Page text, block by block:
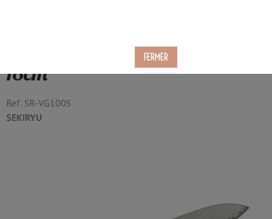
Sekiryu Mokuzai SR-VG100S
18cm
Ref. SR-VG100S
SEKIRYU